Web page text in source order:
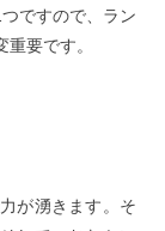
ですので、ラン
要です。
が湧きます。そ